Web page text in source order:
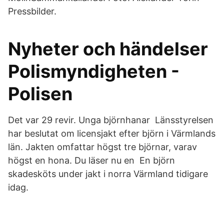
Pressbilder.
Nyheter och händelser
Polismyndigheten -
Polisen
Det var 29 revir. Unga björnhanar Länsstyrelsen
har beslutat om licensjakt efter björn i Värmlands
län. Jakten omfattar högst tre björnar, varav
högst en hona. Du läser nu en En björn
skadesköts under jakt i norra Värmland tidigare
idag.